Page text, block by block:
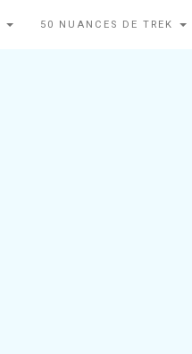
50 NUANCES DE TREK